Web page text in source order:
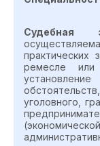
Судебная
практических
ремесле
уголовного,